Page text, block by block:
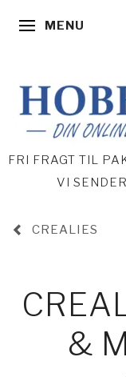
SKIFTE
MENU
FRI FRAGT TIL
VI
CREALIES
&